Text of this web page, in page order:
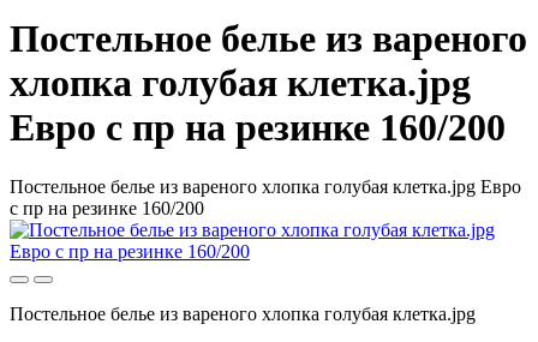
Постельное белье из вареного
хлопка голубая клетка.jpg
Евро с пр на резинке 160/200
Постельное белье из вареного хлопка голубая клетка.jpg Евро
с пр на резинке 160/200
Постельное белье из вареного хлопка голубая клетка.jpg